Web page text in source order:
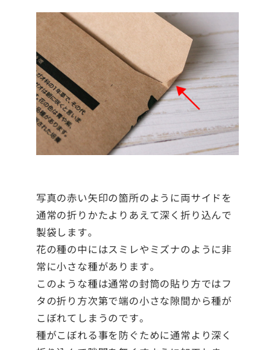
写真の赤い矢印の箇所のように両サイドを
通常の折りかたよりあえて深く折り込んで
製袋します。
花の種の中にはスミレやミズナのように非
常に小さな種があります。
このような種は通常の封筒の貼り方ではフ
タの折り方次第で端の小さな隙間から種が
こぼれてしまうのです。
種がこぼれる事を防ぐために通常より深く